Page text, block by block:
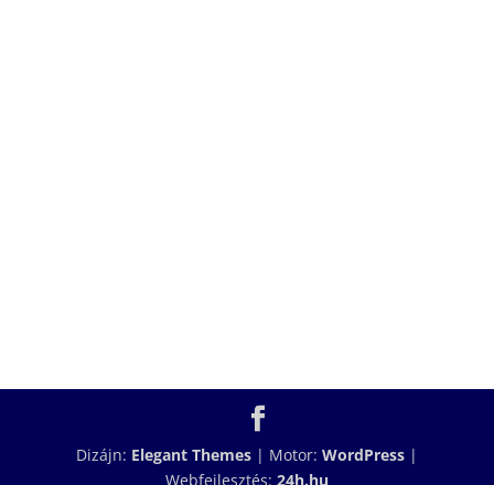
Dizájn: Elegant Themes| Motor: WordPress|
Webfejlesztés: 24h.hu